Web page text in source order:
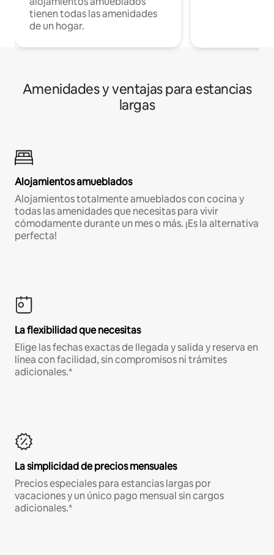
tienen todas las amenidades
de un hogar.
Amenidades y ventajas para estancias
largas
Alojamientos amueblados
Alojamientos totalmente amueblados con cocina y
todas las amenidades que necesitas para vivir
cómodamente durante un mes o más. ¡Es la alternativa
perfecta!
La flexibilidad que necesitas
Elige las fechas exactas de llegada y salida y reserva en
línea con facilidad, sin compromisos ni trámites
adicionales.*
La simplicidad de precios mensuales
Precios especiales para estancias largas por
vacaciones y un único pago mensual sin cargos
adicionales.*